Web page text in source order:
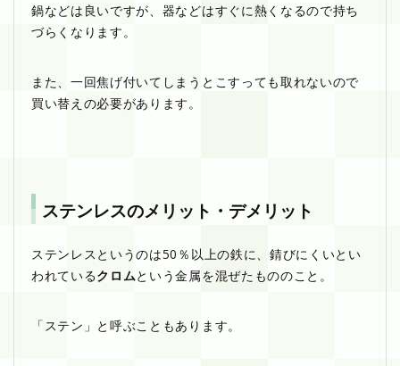
鍋などは良いですが、器などはすぐに熱くなるので持ち
づらくなります。
また、一回焦げ付いてしまうとこすっても取れないので
買い替えの必要があります。
ステンレスのメリット・デメリット
ステンレスというのは50％以上の鉄に、錆びにくいとい
われているクロムという金属を混ぜたもののこと。
「ステン」と呼ぶこともあります。